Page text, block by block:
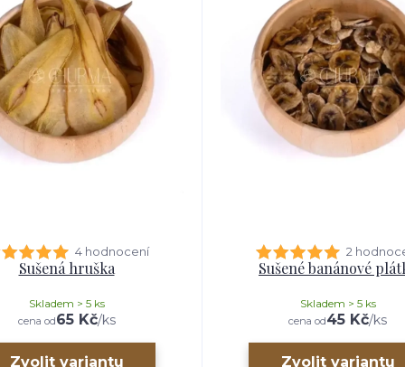
4 hodnocení
Sušená hruška
cena od65 Kč/ks
Skladem > 5 ks
Zvolit variantu
2
Sušené banánové
cena od45 Kč/ks
Skladem > 5 ks
Zvolit variantu